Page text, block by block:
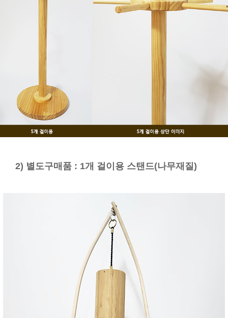
2) 별도구매품 : 1개 걸이용 스탠드(나무재질)